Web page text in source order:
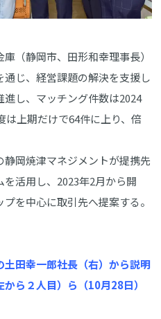
（静岡市、田形和幸理事長）
じ、経営課題の解決を支援し
し、マッチング件数は2024
は上期だけで64件に上り、倍
岡焼津マネジメントが提携先
活用し、2023年2月から開
を中心に取引先へ提案する。
土田幸一郎社長（右）から説明
ら２人目）ら（10月28日）